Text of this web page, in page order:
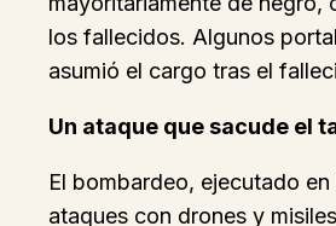
los fallecidos. Algunos
asumió el cargo tras el
Un ataque que sacude el
El bombardeo, ejecutado
ataques con drones y